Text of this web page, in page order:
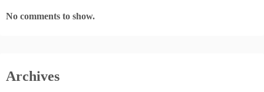
No comments to show.
Archives